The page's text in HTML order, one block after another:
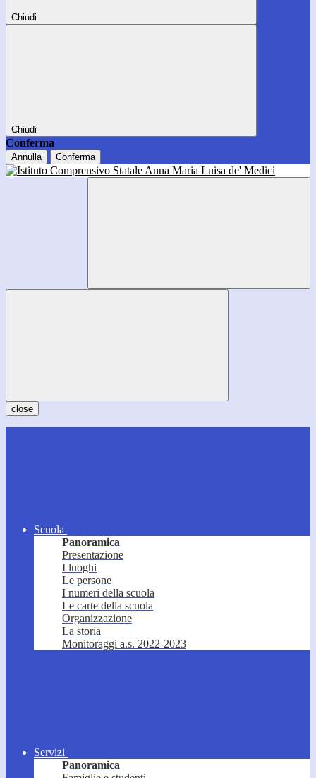
Chiudi
Chiudi
Conferma
Annulla Conferma
close
Scuola
Panoramica
Presentazione
I luoghi
Le persone
I numeri della scuola
Le carte della scuola
Organizzazione
La storia
Monitoraggi a.s. 2022-2023
Servizi
Panoramica